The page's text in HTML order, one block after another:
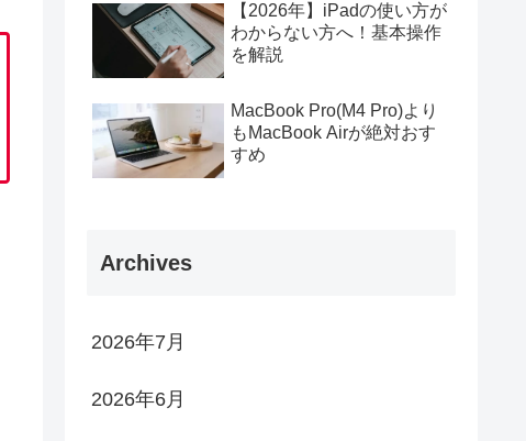
【2026年】iPadの使い方が
わからない方へ！基本操作
を解説
MacBook Pro(M4 Pro)より
もMacBook Airが絶対おす
すめ
Archives
2026年7月
2026年6月